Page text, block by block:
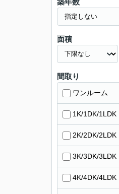
築年数
面積
間取り
ワンルーム
1K/1DK/1LDK
2K/2DK/2LDK
3K/3DK/3LDK
4K/4DK/4LDK